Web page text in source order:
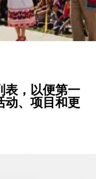
表，以便第一
动、项目和更